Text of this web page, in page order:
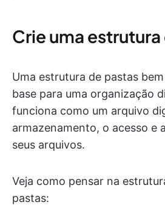
Crie uma
Uma estrutura de pastas
base para uma organização
funciona como um arquivo
armazenamento, o acesso e
seus arquivos.
Veja como pensar na
pastas: